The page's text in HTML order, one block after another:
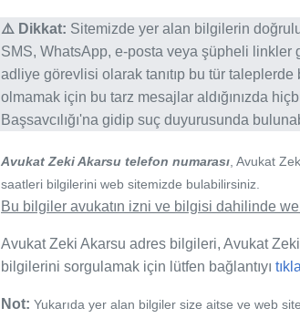
⚠️ Dikkat: Sitemizde yer alan bilgilerin
SMS, WhatsApp, e-posta veya şüpheli
adliye görevlisi olarak tanıtıp bu tür
olmamak için bu tarz mesajlar aldığınızda
Başsavcılığı'na gidip suç duyurusunda
Avukat Zeki Akarsu telefon numarası , Avukat
saatleri bilgilerini web sitemizde bulabilirsiniz.
Bu bilgiler avukatın izni ve bilgisi dahilinde
Avukat Zeki Akarsu adres bilgileri, Avukat
bilgilerini sorgulamak için lütfen bağlantıyı
Not: Yukarıda yer alan bilgiler size aitse ve web